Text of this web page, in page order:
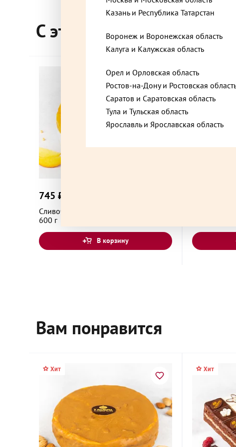
Видное, Московская область, Берёзовая улица,
Владимир, Владимирская область, проспект
Воронеж, Воронежская область, Ленинский
Воскресенск, Московская область, микрорайон
Центральный, Октябрьская улица,
Дзержинский, Московская область, площадь
Донского, 1А
Домодедово, Московская область, микрорайон
С этим товаром покупают
745 ₽
Сливочно-песочный с фруктами торт
600 г
В корзину
Вам понравится
Хит Хит
Казань и Республика Татарстан
Воронеж и Воронежская область
Калуга и Калужская область
Орел и Орловская область
Ростов-на-Дону и Ростовская
Саратов и Саратовская область
Тула и Тульская область
Ярославль и Ярославская область